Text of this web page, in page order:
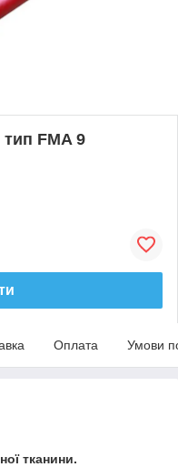
тип FMA 9
Оплата Умови
тканини.